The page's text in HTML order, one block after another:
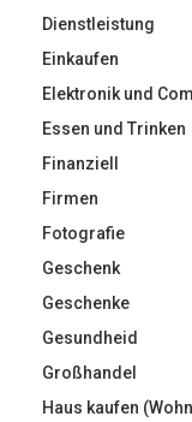
Dienstleistung
Einkaufen
Elektronik und
Essen und Trinken
Finanziell
Firmen
Fotografie
Geschenk
Geschenke
Gesundheid
Großhandel
Haus kaufen